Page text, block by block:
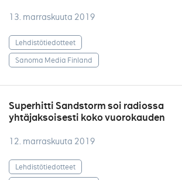
13. marraskuuta 2019
Lehdistötiedotteet
Sanoma Media Finland
Superhitti Sandstorm soi radiossa
yhtäjaksoisesti koko vuorokauden
12. marraskuuta 2019
Lehdistötiedotteet